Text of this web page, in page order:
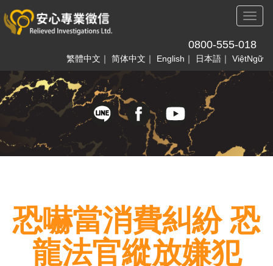
0800-555-018
繁體中文 ｜ 简体中文 ｜ English ｜ 日本語 ｜ ViệtNgữ
恐嚇當消費糾紛 恐
龍法官縱放嫌犯